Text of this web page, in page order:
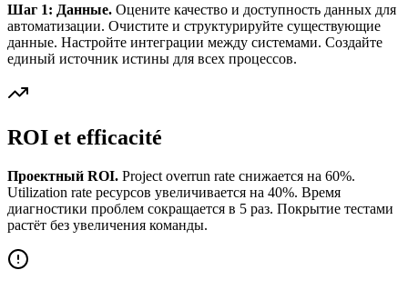
Шаг 1: Данные. Оцените качество и доступность данных для
автоматизации. Очистите и структурируйте существующие
данные. Настройте интеграции между системами. Создайте
единый источник истины для всех процессов.
ROI et efficacité
Проектный ROI. Project overrun rate снижается на 60%.
Utilization rate ресурсов увеличивается на 40%. Время
диагностики проблем сокращается в 5 раз. Покрытие тестами
растёт без увеличения команды.